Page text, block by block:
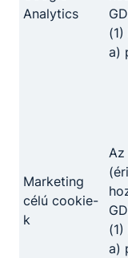
Analytics
a)
Marketing
célú cookie-
k
Az
a)